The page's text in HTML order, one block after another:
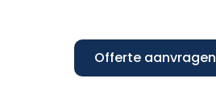
Offerte aanvragen